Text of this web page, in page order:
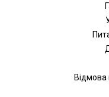
Відмова